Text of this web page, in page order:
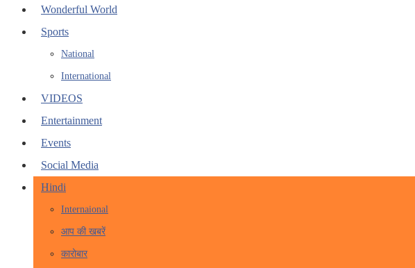
Wonderful World
Sports
National
International
VIDEOS
Entertainment
Events
Social Media
Hindi
Internaional
आप की खबरें
कारोबार